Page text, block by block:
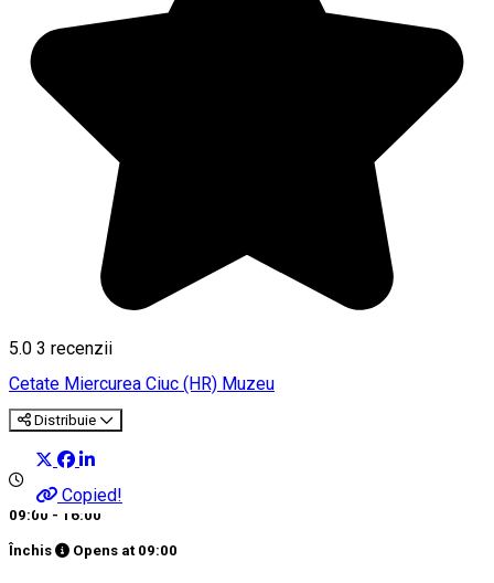
5.0 3 recenzii
Cetate Miercurea Ciuc (HR) Muzeu
Distribuie
Copied!
09:00 - 16:00
Închis Opens at 09:00